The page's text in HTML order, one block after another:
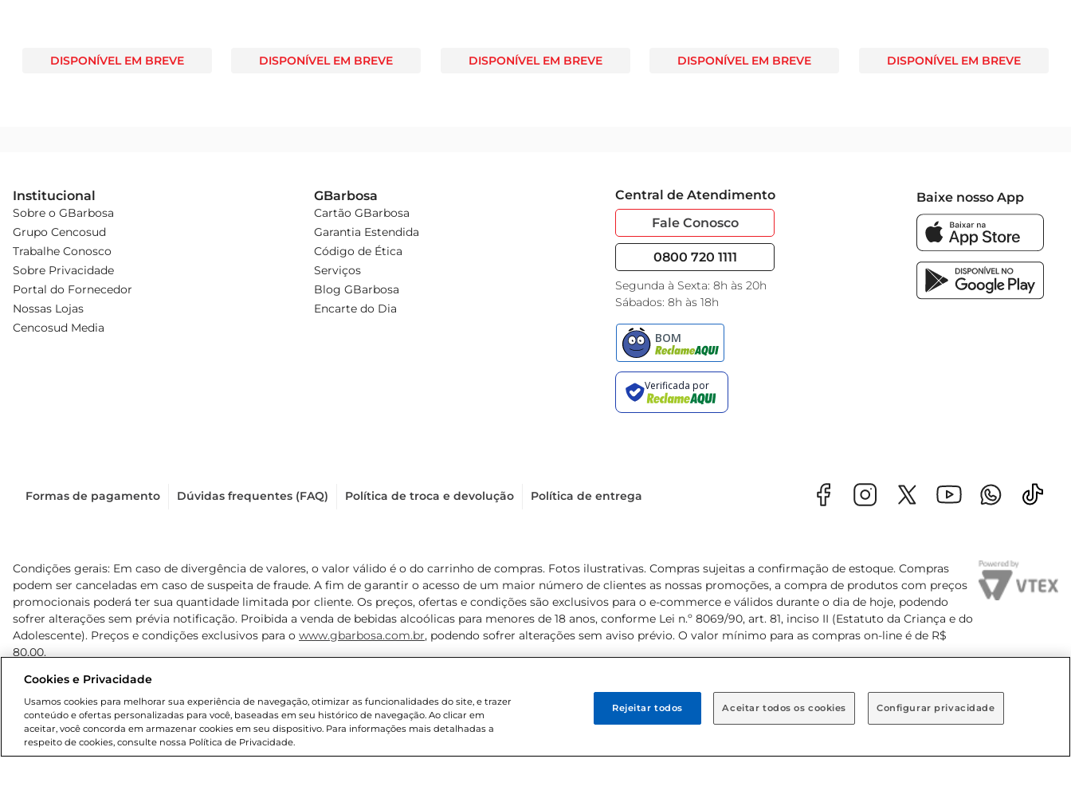
DISPONÍVEL EM BREVE DISPONÍVEL EM BREVE DISPONÍVEL EM BREVE DISPONÍVEL EM BREVE DISPONÍVEL EM BREVE
Institucional
Sobre o GBarbosa
Grupo Cencosud
Trabalhe Conosco
Sobre Privacidade
Portal do Fornecedor
Nossas Lojas
Cencosud Media
GBarbosa
Cartão GBarbosa
Garantia Estendida
Código de Ética
Serviços
Blog GBarbosa
Encarte do Dia
Central de Atendimento
Fale Conosco
0800 720 1111
Segunda à Sexta: 8h às 20h
Sábados: 8h às 18h
Baixe nosso App
Formas de pagamento Dúvidas frequentes (FAQ) Política de troca e devolução Política de entrega
Condições gerais: Em caso de divergência de valores, o valor válido é o do carrinho de compras. Fotos ilustrativas. Compras sujeitas a confirmação de estoque. Compras
podem ser canceladas em caso de suspeita de fraude. A fim de garantir o acesso de um maior número de clientes as nossas promoções, a compra de produtos com preços
promocionais poderá ter sua quantidade limitada por cliente. Os preços, ofertas e condições são exclusivos para o e-commerce e válidos durante o dia de hoje, podendo
sofrer alterações sem prévia notificação. Proibida a venda de bebidas alcoólicas para menores de 18 anos, conforme Lei n.º 8069/90, art. 81, inciso II (Estatuto da Criança e do
Adolescente). Preços e condições exclusivos para o www.gbarbosa.com.br, podendo sofrer alterações sem aviso prévio. O valor mínimo para as compras on-line é de R$
80,00.
© 2025 Copyright. Todos os direitos reservados Gbarbosa.
Cookies e Privacidade
Usamos cookies para melhorar sua experiência de navegação, otimizar as funcionalidades do site, e trazer
conteúdo e ofertas personalizadas para você, baseadas em seu histórico de navegação. Ao clicar em
aceitar, você concorda em armazenar cookies em seu dispositivo. Para informações mais detalhadas a
respeito de cookies, consulte nossa Política de Privacidade.
Configurar privacidade
Rejeitar todos Aceitar todos os cookies